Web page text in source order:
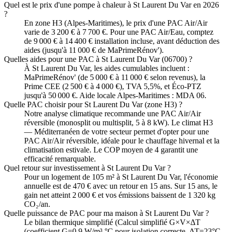
Quel est le prix d'une pompe à chaleur à St Laurent Du Var en 2026
?
En zone H3 (Alpes-Maritimes), le prix d'une PAC Air/Air
varie de 3 200 € à 7 700 €. Pour une PAC Air/Eau, comptez
de 9 000 € à 14 400 € installation incluse, avant déduction des
aides (jusqu'à 11 000 € de MaPrimeRénov').
Quelles aides pour une PAC à St Laurent Du Var (06700) ?
À St Laurent Du Var, les aides cumulables incluent :
MaPrimeRénov' (de 5 000 € à 11 000 € selon revenus), la
Prime CEE (2 500 € à 4 000 €), TVA 5,5%, et Éco-PTZ
jusqu'à 50 000 €. Aide locale Alpes-Maritimes : MDA 06.
Quelle PAC choisir pour St Laurent Du Var (zone H3) ?
Notre analyse climatique recommande une PAC Air/Air
réversible (monosplit ou multisplit, 5 à 8 kW). Le climat H3
— Méditerranéen de votre secteur permet d'opter pour une
PAC Air/Air réversible, idéale pour le chauffage hivernal et la
climatisation estivale. Le COP moyen de 4 garantit une
efficacité remarquable.
Quel retour sur investissement à St Laurent Du Var ?
Pour un logement de 105 m² à St Laurent Du Var, l'économie
annuelle est de 470 € avec un retour en 15 ans. Sur 15 ans, le
gain net atteint 2 000 € et vos émissions baissent de 1 320 kg
CO₂/an.
Quelle puissance de PAC pour ma maison à St Laurent Du Var ?
Le bilan thermique simplifié (Calcul simplifié G×V×ΔT